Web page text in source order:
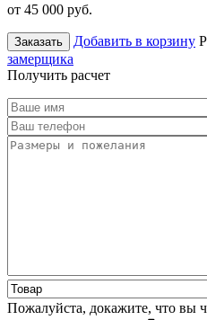
от 45 000 руб.
Заказать Добавить в корзину
замерщика
Получить расчет
Пожалуйста, докажите, что вы